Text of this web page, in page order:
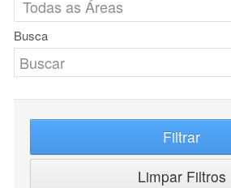
Busca
Filtrar
Limpar Filtros